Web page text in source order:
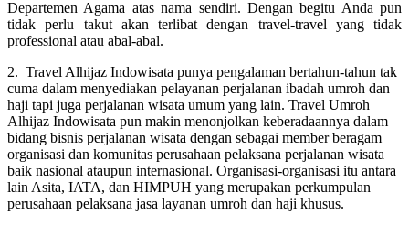
Departemen Agama atas nama sendiri. Dengan begitu Anda pun
tidak perlu takut akan terlibat dengan travel-travel yang tidak
professional atau abal-abal.
2. Travel Alhijaz Indowisata punya pengalaman bertahun-tahun tak
cuma dalam menyediakan pelayanan perjalanan ibadah umroh dan
haji tapi juga perjalanan wisata umum yang lain. Travel Umroh
Alhijaz Indowisata pun makin menonjolkan keberadaannya dalam
bidang bisnis perjalanan wisata dengan sebagai member beragam
organisasi dan komunitas perusahaan pelaksana perjalanan wisata
baik nasional ataupun internasional. Organisasi-organisasi itu antara
lain Asita, IATA, dan HIMPUH yang merupakan perkumpulan
perusahaan pelaksana jasa layanan umroh dan haji khusus.